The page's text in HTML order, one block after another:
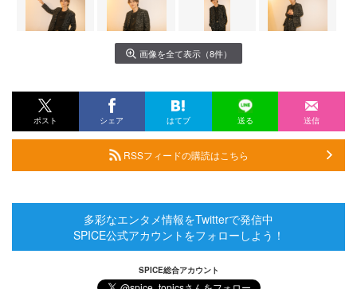
画像を全て表示（8件）
ポスト シェア はてブ 送る 送信
RSSフィードの購読はこちら
多彩なエンタメ情報をTwitterで発信中
SPICE公式アカウントをフォローしよう！
SPICE総合アカウント